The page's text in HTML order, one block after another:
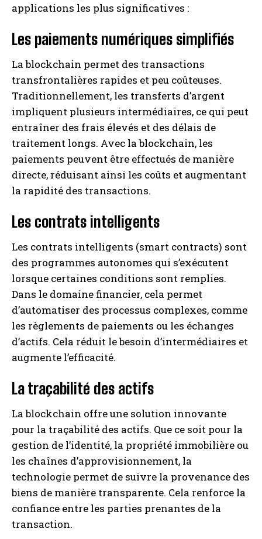
applications les plus significatives :
Les paiements numériques simplifiés
La blockchain permet des transactions
transfrontalières rapides et peu coûteuses.
Traditionnellement, les transferts d’argent
impliquent plusieurs intermédiaires, ce qui peut
entraîner des frais élevés et des délais de
traitement longs. Avec la blockchain, les
paiements peuvent être effectués de manière
directe, réduisant ainsi les coûts et augmentant
la rapidité des transactions.
Les contrats intelligents
Les contrats intelligents (smart contracts) sont
des programmes autonomes qui s’exécutent
lorsque certaines conditions sont remplies.
Dans le domaine financier, cela permet
d’automatiser des processus complexes, comme
les règlements de paiements ou les échanges
d’actifs. Cela réduit le besoin d’intermédiaires et
augmente l’efficacité.
La traçabilité des actifs
La blockchain offre une solution innovante
pour la traçabilité des actifs. Que ce soit pour la
gestion de l’identité, la propriété immobilière ou
les chaînes d’approvisionnement, la
technologie permet de suivre la provenance des
biens de manière transparente. Cela renforce la
confiance entre les parties prenantes de la
transaction.